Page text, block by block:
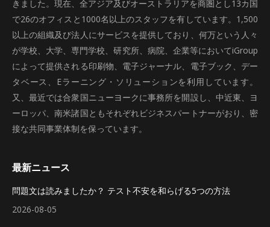
きました。現在、全アジア及びオーストラリアを商圏とし13カ国
で26のオフィスと1000名以上のスタッフを有しています。1,500
以上の組織及び法人にサービスを提供しており、何万という人々
が学校、大学、専門学校、研究所、病院、企業等においてiGroup
によって提供される印刷物、電子ジャーナル、電子ブック、デー
タベース、Eラーニング・ソリューションを利用しています。
又、最近では合衆国ニューヨークに事務所を開設し、中近東、ヨ
ーロッパ、南米諸国ともそれぞれビジネスパートナーがおり、密
接な共同事業体制を保っています。
最新ニュース
問題文は読みましたか？ テスト不安を和らげる5つの方法
2026-08-05